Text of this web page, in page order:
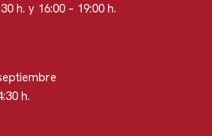
h. y 16:00 – 19:00 h.
h.